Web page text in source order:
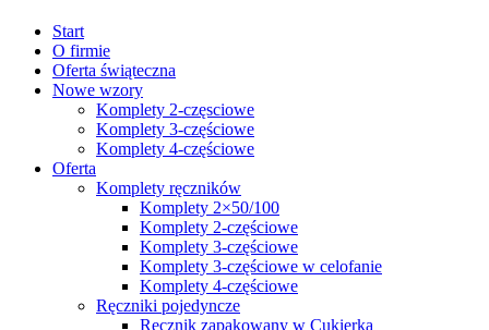
Start
O firmie
Oferta świąteczna
Nowe wzory
Komplety 2-częsciowe
Komplety 3-częściowe
Komplety 4-częściowe
Oferta
Komplety ręczników
Komplety 2×50/100
Komplety 2-częściowe
Komplety 3-częściowe
Komplety 3-częściowe w celofanie
Komplety 4-częściowe
Ręczniki pojedyncze
Ręcznik zapakowany w Cukierka